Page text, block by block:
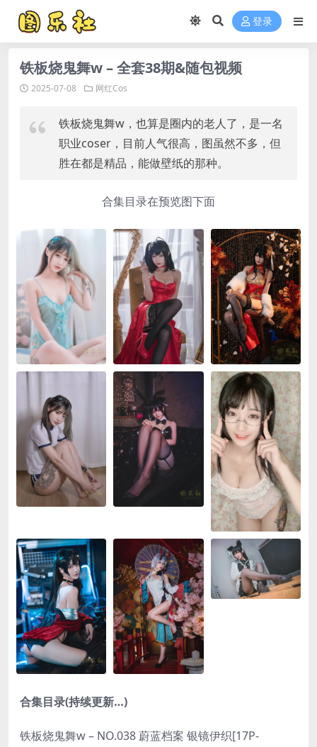
登录
铁板烧鬼舞w – 全套38期&随包视频
2025-07-08 网红Cos
铁板烧鬼舞w，也算是圈内的老人了，是一名
职业coser，目前人气很高，图虽然不多，但
胜在都是精品，能做壁纸的那种。
合集目录在预览图下面
合集目录(持续更新…)
铁板烧鬼舞w – NO.038 蔚蓝档案 银镜伊织[17P-